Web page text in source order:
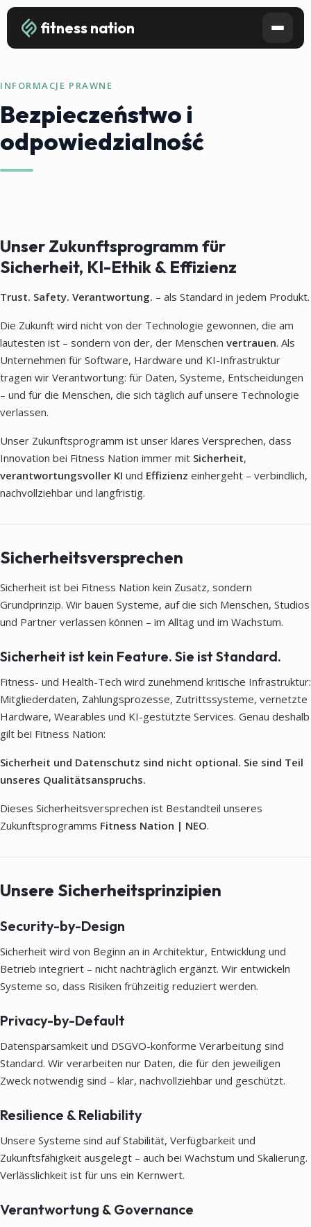
fitness nation
INFORMACJE PRAWNE
Bezpieczeństwo i
odpowiedzialność
Unser Zukunftsprogramm für
Sicherheit, KI-Ethik & Effizienz
Trust. Safety. Verantwortung. – als Standard in jedem Produkt.
Die Zukunft wird nicht von der Technologie gewonnen, die am
lautesten ist – sondern von der, der Menschen vertrauen. Als
Unternehmen für Software, Hardware und KI-Infrastruktur
tragen wir Verantwortung: für Daten, Systeme, Entscheidungen
– und für die Menschen, die sich täglich auf unsere Technologie
verlassen.
Unser Zukunftsprogramm ist unser klares Versprechen, dass
Innovation bei Fitness Nation immer mit Sicherheit,
verantwortungsvoller KI und Effizienz einhergeht – verbindlich,
nachvollziehbar und langfristig.
Sicherheitsversprechen
Sicherheit ist bei Fitness Nation kein Zusatz, sondern
Grundprinzip. Wir bauen Systeme, auf die sich Menschen, Studios
und Partner verlassen können – im Alltag und im Wachstum.
Sicherheit ist kein Feature. Sie ist Standard.
Fitness- und Health-Tech wird zunehmend kritische Infrastruktur:
Mitgliederdaten, Zahlungsprozesse, Zutrittssysteme, vernetzte
Hardware, Wearables und KI-gestützte Services. Genau deshalb
gilt bei Fitness Nation:
Sicherheit und Datenschutz sind nicht optional. Sie sind Teil
unseres Qualitätsanspruchs.
Dieses Sicherheitsversprechen ist Bestandteil unseres
Zukunftsprogramms Fitness Nation | NEO.
Unsere Sicherheitsprinzipien
Security-by-Design
Sicherheit wird von Beginn an in Architektur, Entwicklung und
Betrieb integriert – nicht nachträglich ergänzt. Wir entwickeln
Systeme so, dass Risiken frühzeitig reduziert werden.
Privacy-by-Default
Datensparsamkeit und DSGVO-konforme Verarbeitung sind
Standard. Wir verarbeiten nur Daten, die für den jeweiligen
Zweck notwendig sind – klar, nachvollziehbar und geschützt.
Resilience & Reliability
Unsere Systeme sind auf Stabilität, Verfügbarkeit und
Zukunftsfähigkeit ausgelegt – auch bei Wachstum und Skalierung.
Verlässlichkeit ist für uns ein Kernwert.
Verantwortung & Governance